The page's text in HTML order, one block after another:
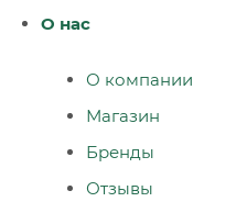
О нас
О компании
Магазин
Бренды
Отзывы